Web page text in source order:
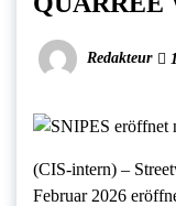
Redakteur
(CIS-intern) –
Februar 2026